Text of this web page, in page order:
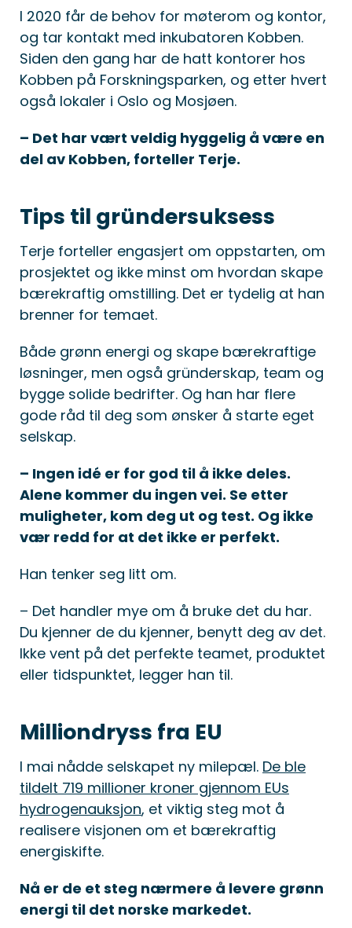
I 2020 får de behov for møterom og kontor,
og tar kontakt med inkubatoren Kobben.
Siden den gang har de hatt kontorer hos
Kobben på Forskningsparken, og etter hvert
også lokaler i Oslo og Mosjøen.
– Det har vært veldig hyggelig å være en
del av Kobben, forteller Terje.
Tips til gründersuksess
Terje forteller engasjert om oppstarten, om
prosjektet og ikke minst om hvordan skape
bærekraftig omstilling. Det er tydelig at han
brenner for temaet.
Både grønn energi og skape bærekraftige
løsninger, men også gründerskap, team og
bygge solide bedrifter. Og han har flere
gode råd til deg som ønsker å starte eget
selskap.
– Ingen idé er for god til å ikke deles.
Alene kommer du ingen vei. Se etter
muligheter, kom deg ut og test. Og ikke
vær redd for at det ikke er perfekt.
Han tenker seg litt om.
– Det handler mye om å bruke det du har.
Du kjenner de du kjenner, benytt deg av det.
Ikke vent på det perfekte teamet, produktet
eller tidspunktet, legger han til.
Milliondryss fra EU
I mai nådde selskapet ny milepæl. De ble
tildelt 719 millioner kroner gjennom EUs
hydrogenauksjon, et viktig steg mot å
realisere visjonen om et bærekraftig
energiskifte.
Nå er de et steg nærmere å levere grønn
energi til det norske markedet.